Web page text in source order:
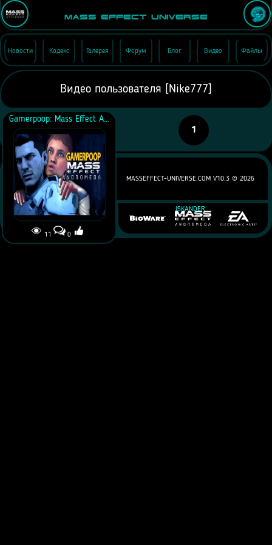
Mass Effect Universe
Новости Кодекс Галерея Форум Блог Видео Файлы
Видео пользователя [Nike777]
Gamerpoop: Mass Effect Andromeda (no spoilers)
11 0
1
MASSEFFECT-UNIVERSE.COM V10.3 © 2026
ISKANDER